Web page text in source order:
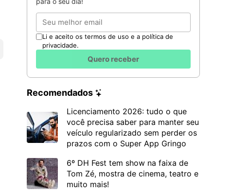
Email
Li e aceito os termos de uso e a política de
privacidade.
Quero receber
Recomendados
Licenciamento 2026: tudo o que
você precisa saber para manter seu
veículo regularizado sem perder os
prazos com o Super App Gringo
6º DH Fest tem show na faixa de
Tom Zé, mostra de cinema, teatro e
muito mais!